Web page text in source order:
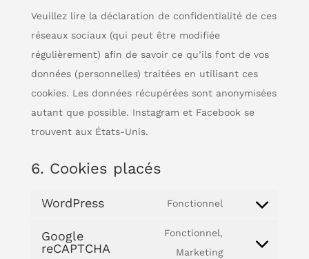
Veuillez lire la déclaration de confidentialité de ces
réseaux sociaux (qui peut être modifiée
régulièrement) afin de savoir ce qu’ils font de vos
données (personnelles) traitées en utilisant ces
cookies. Les données récupérées sont anonymisées
autant que possible. Instagram et Facebook se
trouvent aux États-Unis.
6. Cookies placés
WordPress
Fonctionnel
Consent
service
Google
reCAPTCHA
Fonctionnel,
Marketing
Consent